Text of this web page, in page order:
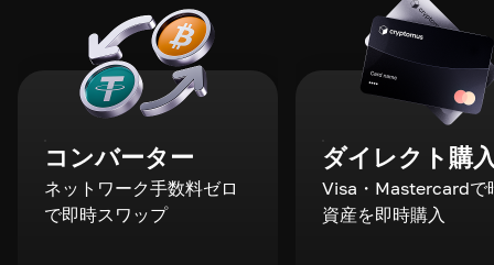
コンバーター
ネットワーク手数料ゼロ
で即時スワップ
ダイレクト購
Visa・Mastercardで
資産を即時購入